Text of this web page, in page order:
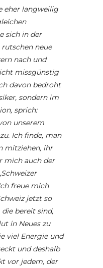
eher langweilig
sich in der
neue
nach und
missgünstig
davon bedroht
sondern im
sprich:
unserem
Ich finde, man
mitziehen, ihr
mich auch der
freue mich
jetzt so
bereit sind,
in Neues zu
viel Energie und
und deshalb
vor jedem, der